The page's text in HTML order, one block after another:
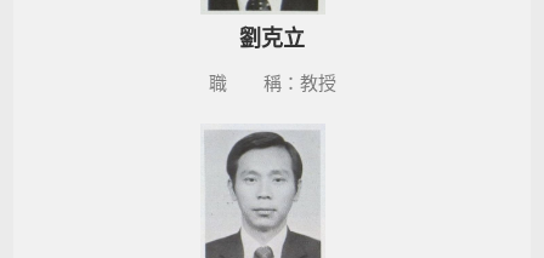
劉克立
職 稱：教授